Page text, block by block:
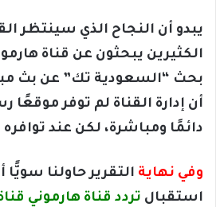
يبدو أن النجاح الذي سينتظر
الكثيرين يبحثون عن قناة
بحث “السعودية تك” عن بث
أن إدارة القناة لم توفر موقعًا
دائمًا ومباشرة، لكن عند
وفي نهاية التقرير حاولنا
استقبال تردد قناة هارموني